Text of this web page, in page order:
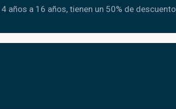
años a 16 años, tienen un 50% de descuento.